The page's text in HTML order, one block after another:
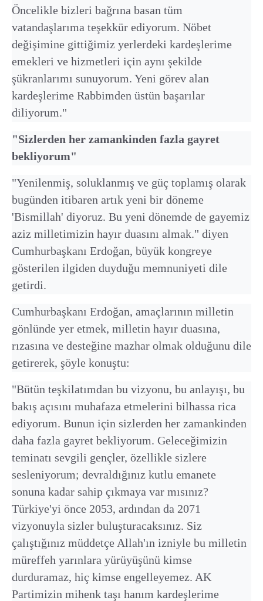
Öncelikle bizleri bağrına basan tüm
vatandaşlarıma teşekkür ediyorum. Nöbet
değişimine gittiğimiz yerlerdeki kardeşlerime
emekleri ve hizmetleri için aynı şekilde
şükranlarımı sunuyorum. Yeni görev alan
kardeşlerime Rabbimden üstün başarılar
diliyorum."
"Sizlerden her zamankinden fazla gayret
bekliyorum"
"Yenilenmiş, soluklanmış ve güç toplamış olarak
bugünden itibaren artık yeni bir döneme
'Bismillah' diyoruz. Bu yeni dönemde de gayemiz
aziz milletimizin hayır duasını almak." diyen
Cumhurbaşkanı Erdoğan, büyük kongreye
gösterilen ilgiden duyduğu memnuniyeti dile
getirdi.
Cumhurbaşkanı Erdoğan, amaçlarının milletin
gönlünde yer etmek, milletin hayır duasına,
rızasına ve desteğine mazhar olmak olduğunu dile
getirerek, şöyle konuştu:
"Bütün teşkilatımdan bu vizyonu, bu anlayışı, bu
bakış açısını muhafaza etmelerini bilhassa rica
ediyorum. Bunun için sizlerden her zamankinden
daha fazla gayret bekliyorum. Geleceğimizin
teminatı sevgili gençler, özellikle sizlere
sesleniyorum; devraldığınız kutlu emanete
sonuna kadar sahip çıkmaya var mısınız?
Türkiye'yi önce 2053, ardından da 2071
vizyonuyla sizler buluşturacaksınız. Siz
çalıştığınız müddetçe Allah'ın izniyle bu milletin
müreffeh yarınlara yürüyüşünü kimse
durduramaz, hiç kimse engelleyemez. AK
Partimizin mihenk taşı hanım kardeşlerime